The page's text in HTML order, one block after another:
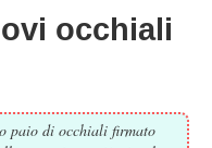
occhiali
paio di occhiali firmato